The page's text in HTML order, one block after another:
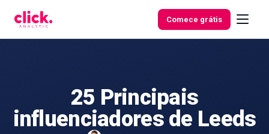
Comece grátis
Funcionalidades
Ferramentas
25 Principais
influenciadores de Leeds